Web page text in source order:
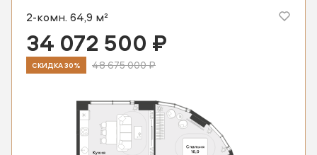
2-комн. 64,9 м²
34 072 500 ₽
СКИДКА 30% 48 675 000 ₽